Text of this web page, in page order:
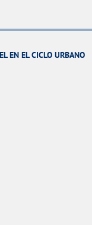
EN EL CICLO URBANO